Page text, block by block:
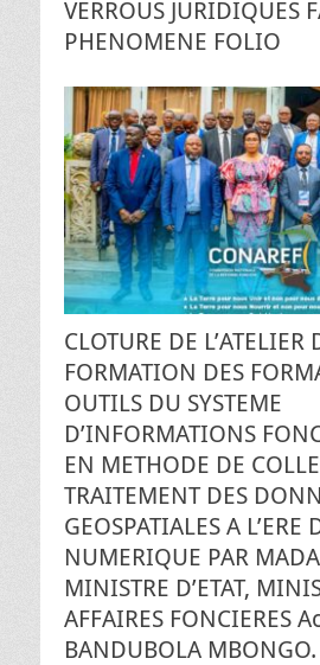
VERROUS JURIDIQUES
PHENOMENE FOLIO
CLOTURE DE L’ATELIER
FORMATION DES
OUTILS DU SYSTEME
D’INFORMATIONS
EN METHODE DE
TRAITEMENT DES
GEOSPATIALES A L’ERE
NUMERIQUE PAR
MINISTRE D’ETAT,
AFFAIRES FONCIERES
BANDUBOLA MBONGO.